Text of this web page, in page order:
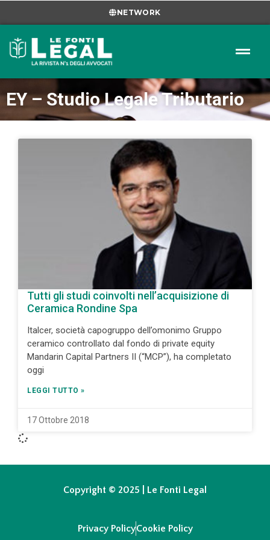
NETWORK
EY – Studio Legale Tributario
Tutti gli studi coinvolti nell’acquisizione di
Ceramica Rondine Spa
Italcer, società capogruppo dell’omonimo Gruppo
ceramico controllato dal fondo di private equity
Mandarin Capital Partners II (“MCP”), ha completato
oggi
LEGGI TUTTO »
17 Ottobre 2018
Copyright © 2025 | Le Fonti Legal
Privacy PolicyCookie Policy